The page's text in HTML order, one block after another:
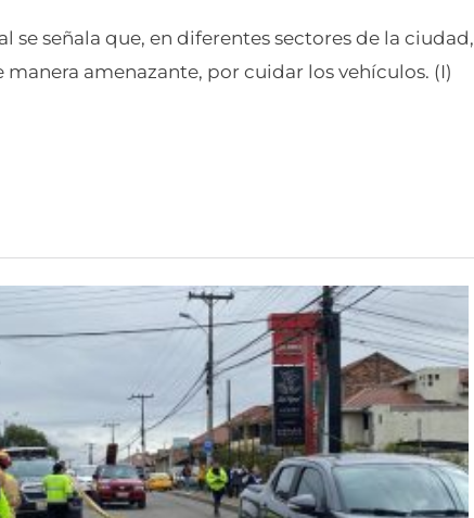
se señala que, en diferentes sectores de la ciudad,
amenazante, por cuidar los vehículos. (I)